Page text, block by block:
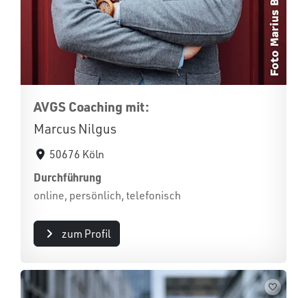
AVGS Coaching mit:
Marcus Nilgus
50676 Köln
Durchführung
online, persönlich, telefonisch
zum Profil